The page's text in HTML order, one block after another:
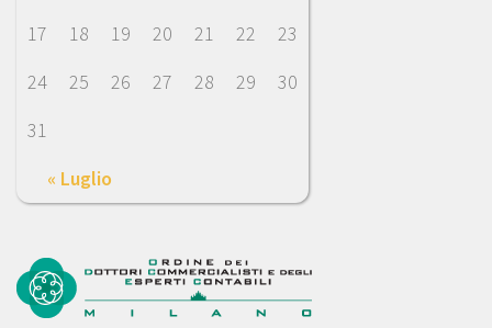
« Luglio
17
18 19 20 21 22
23
24
25 26 27 28 29
30
31